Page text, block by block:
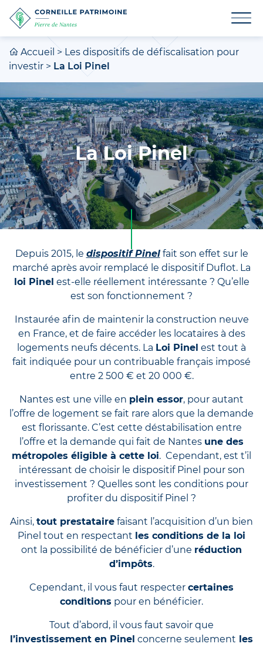
Accueil > Les dispositifs de défiscalisation pour
investir > La Loi Pinel
La Loi Pinel
Depuis 2015, le dispositif Pinelfait son effet sur le
marché après avoir remplacé le dispositif Duflot. La
loi Pinel est-elle réellement intéressante ? Qu’elle
est son fonctionnement ?
Instaurée afin de maintenir la construction neuve
en France, et de faire accéder les locataires à des
logements neufs décents. La Loi Pinel est tout à
fait indiquée pour un contribuable français imposé
entre 2 500 € et 20 000 €.
Nantes est une ville en plein essor, pour autant
l’offre de logement se fait rare alors que la demande
est florissante. C’est cette déstabilisation entre
l’offre et la demande qui fait de Nantes une des
métropoles éligible à cette loi. Cependant, est t’il
intéressant de choisir le dispositif Pinel pour son
investissement ? Quelles sont les conditions pour
profiter du dispositif Pinel ?
Ainsi, tout prestataire faisant l’acquisition d’un bien
Pinel tout en respectant les conditions de la loi
ont la possibilité de bénéficier d’une réduction
d’impôts.
Cependant, il vous faut respecter certaines
conditions pour en bénéficier.
Tout d’abord, il vous faut savoir que
l’investissement en Pinel concerne seulement les